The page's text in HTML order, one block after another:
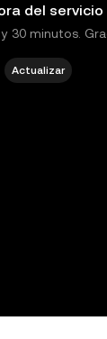
del servicio
30 minutos.
Actualizar